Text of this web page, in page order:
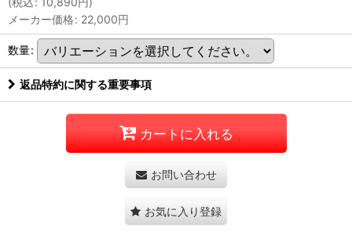
メーカー価格: 22,000円
数量:
返品特約に関する重要事項
カートに入れる
お問い合わせ
お気に入り登録